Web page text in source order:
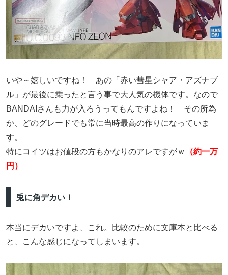
いや～嬉しいですね！ あの「赤い彗星シャア・アズナブ
ル」が最後に乗ったと言う事で大人気の機体です。なので
BANDAIさんも力が入ろうってもんですよね！ その所為
か、どのグレードでも常に当時最高の作りになっていま
す。
特にコイツはお値段の方もかなりのアレですがｗ
（約一万
円）
兎に角デカい！
本当にデカいですよ、これ。比較のために文庫本と比べる
と、こんな感じになってしまいます。